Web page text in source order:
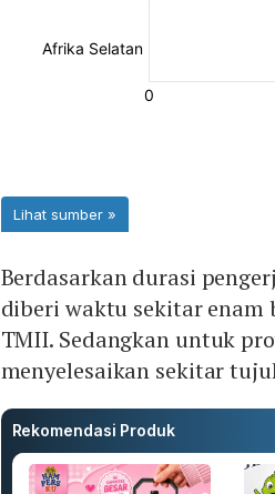
Berdasarkan durasi
diberi waktu sekitar enam
TMII. Sedangkan untuk
menyelesaikan sekitar
Rekomendasi Produk